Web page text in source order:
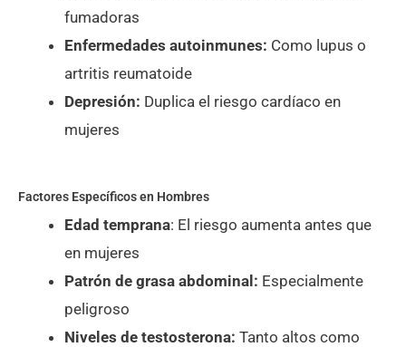
fumadoras
Enfermedades autoinmunes: Como lupus o
artritis reumatoide
Depresión: Duplica el riesgo cardíaco en
mujeres
Factores Específicos en Hombres
Edad temprana: El riesgo aumenta antes que
en mujeres
Patrón de grasa abdominal: Especialmente
peligroso
Niveles de testosterona: Tanto altos como